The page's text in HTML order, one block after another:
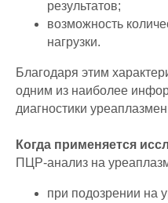
результатов;
возможность
нагрузки.
Благодаря этим
одним из наиболее
диагностики
Когда применяется
ПЦР-анализ на
при подозрении на